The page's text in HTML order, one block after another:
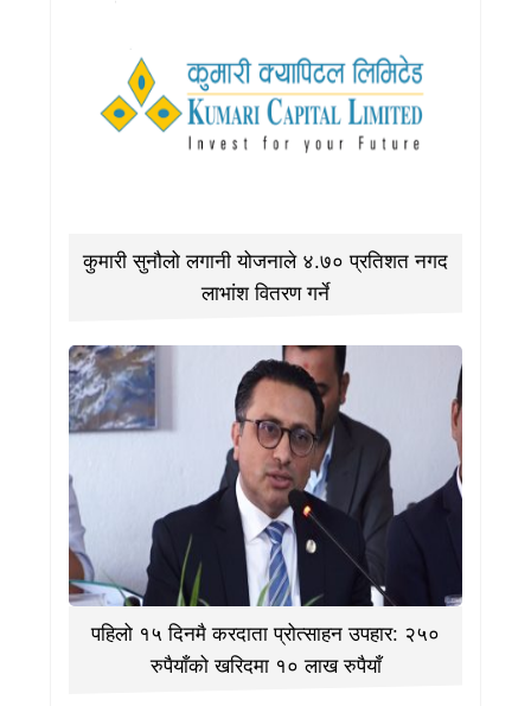
कुमारी सुनौलो लगानी योजनाले ४.७० प्रतिशत नगद
लाभांश वितरण गर्ने
पहिलो १५ दिनमै करदाता प्रोत्साहन उपहार: २५०
रुपैयाँको खरिदमा १० लाख रुपैयाँ